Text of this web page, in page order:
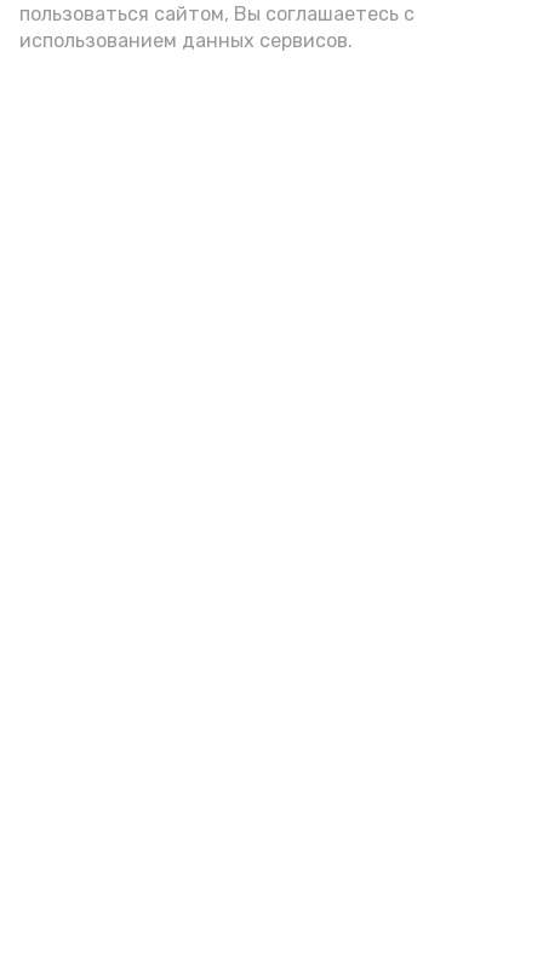
пользоваться сайтом, Вы соглашаетесь с
использованием данных сервисов.